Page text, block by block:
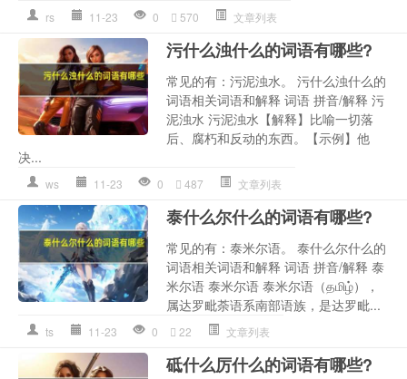
rs 11-23 0 570 文章列表
污什么浊什么的词语有哪些?
常见的有：污泥浊水。 污什么浊什么的
词语相关词语和解释 词语 拼音/解释 污
泥浊水 污泥浊水【解释】比喻一切落
后、腐朽和反动的东西。【示例】他
决...
ws 11-23 0 487 文章列表
泰什么尔什么的词语有哪些?
常见的有：泰米尔语。 泰什么尔什么的
词语相关词语和解释 词语 拼音/解释 泰
米尔语 泰米尔语 泰米尔语（தமிழ்），
属达罗毗荼语系南部语族，是达罗毗...
ts 11-23 0 22 文章列表
砥什么厉什么的词语有哪些?